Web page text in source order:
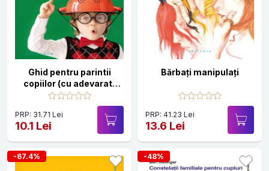
Ghid pentru parintii
copiilor (cu adevarat)
supradotati
PRP: 31.71 Lei
10.1 Lei
Bărbați manipulați
PRP: 41.23 Lei
13.6 Lei
-67.4% -48%